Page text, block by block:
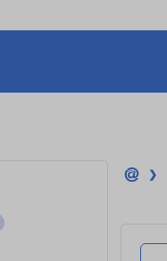
❯